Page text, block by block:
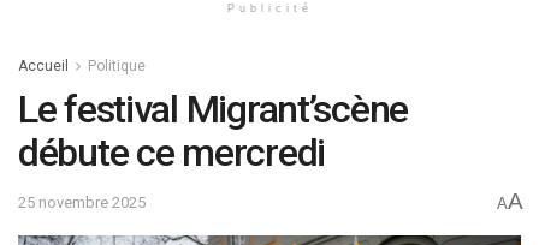
Publicité
Accueil Politique
Le festival Migrant’scène
débute ce mercredi
25 novembre 2025 AA